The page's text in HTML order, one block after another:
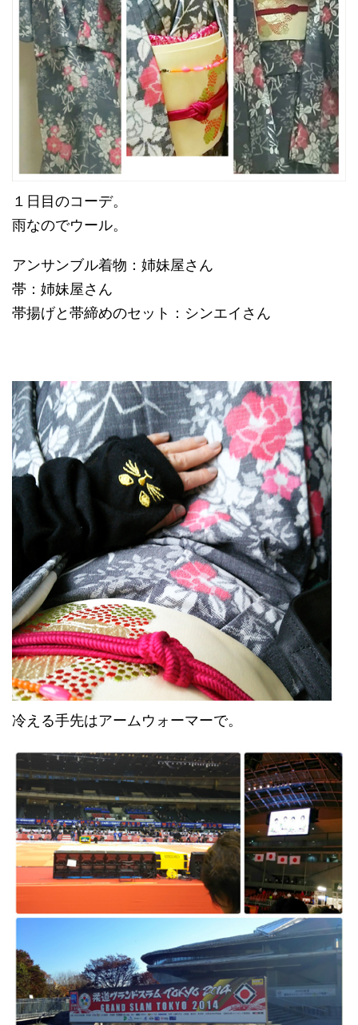
１日目のコーデ。
雨なのでウール。
アンサンブル着物：姉妹屋さん
帯：姉妹屋さん
帯揚げと帯締めのセット：シンエイさん
冷える手先はアームウォーマーで。